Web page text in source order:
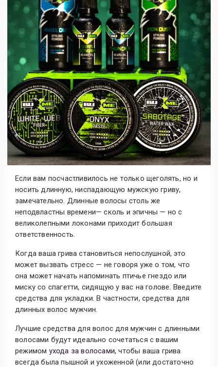
Если вам посчастливилось не только щеголять, но и
носить длинную, ниспадающую мужскую гриву,
замечательно. Длинные волосы столь же
неподвластны времени— сколь и эпичны — но с
великолепными локонами приходит большая
ответственность.
Когда ваша грива становиться непослушной, это
может вызвать стресс — не говоря уже о том, что
она может начать напоминать птичье гнездо или
миску со спагетти, сидящую у вас на голове. Введите
средства для укладки. В частности, средства для
длинных волос мужчин.
Лучшие средства для волос для мужчин с длинными
волосами будут идеально сочетаться с вашим
режимом ухода за волосами, чтобы ваша грива
всегда была пышной и ухоженной (или достаточно